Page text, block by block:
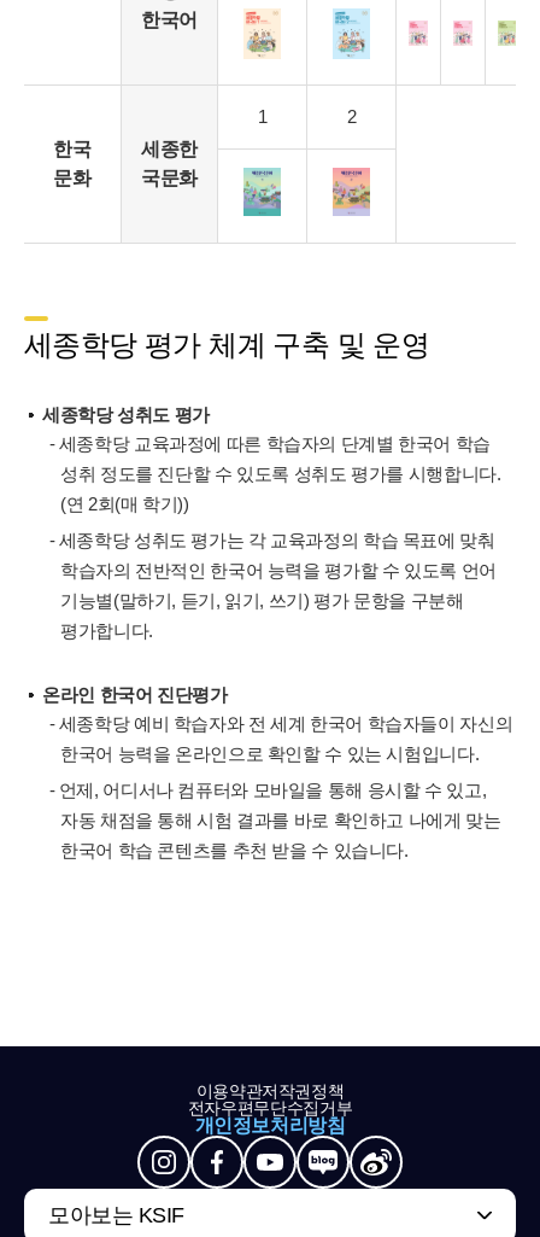
한국어
한국
문화
세종한
국문화
1 2
세종학당 평가 체계 구축 및 운영
세종학당 성취도 평가
- 세종학당 교육과정에 따른 학습자의 단계별 한국어 학습
성취 정도를 진단할 수 있도록 성취도 평가를 시행합니다.
(연 2회(매 학기))
- 세종학당 성취도 평가는 각 교육과정의 학습 목표에 맞춰
학습자의 전반적인 한국어 능력을 평가할 수 있도록 언어
기능별(말하기, 듣기, 읽기, 쓰기) 평가 문항을 구분해
평가합니다.
온라인 한국어 진단평가
- 세종학당 예비 학습자와 전 세계 한국어 학습자들이 자신의
한국어 능력을 온라인으로 확인할 수 있는 시험입니다.
- 언제, 어디서나 컴퓨터와 모바일을 통해 응시할 수 있고,
자동 채점을 통해 시험 결과를 바로 확인하고 나에게 맞는
한국어 학습 콘텐츠를 추천 받을 수 있습니다.
이용약관저작권정책
전자우편무단수집거부
개인정보처리방침
모아보는 KSIF